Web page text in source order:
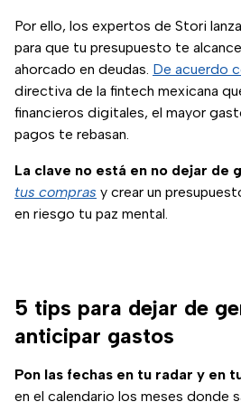
Por ello, los expertos de Stori
para que tu presupuesto te
ahorcado en deudas. De acuerdo
directiva de la fintech mexicana
financieros digitales, el mayor
pagos te rebasan.
La clave no está en no dejar de
tus compras y crear un
en riesgo tu paz mental.
5 tips para dejar de
anticipar gastos
Pon las fechas en tu radar y en
en el calendario los meses donde